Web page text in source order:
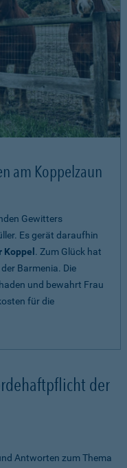
am Koppelzaun
Gewitters
Es gerät daraufhin
Koppel . Zum Glück hat
Barmenia. Die
und bewahrt Frau
für die
der
Antworten zum Thema